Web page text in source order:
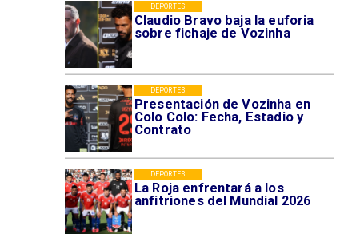
Claudio Bravo baja la euforia
sobre fichaje de Vozinha
DEPORTES
Presentación de Vozinha en
Colo Colo: Fecha, Estadio y
Contrato
DEPORTES
La Roja enfrentará a los
anfitriones del Mundial 2026
DEPORTES